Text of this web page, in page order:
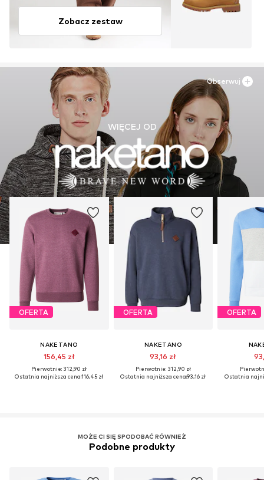
Zobacz zestaw
WIĘCEJ OD
OFERTA
NAKETANO
156,45 zł
Pierwotnie: 312,90 zł
Ostatnia najniższa cena:116,45 zł
OFERTA
NAKETANO
93,16 zł
Pierwotnie: 312,90 zł
Ostatnia najniższa cena:93,16 zł
OFERTA
Ostatnia
Obserwuj
MOŻE CI SIĘ SPODOBAĆ RÓWNIEŻ
Podobne produkty